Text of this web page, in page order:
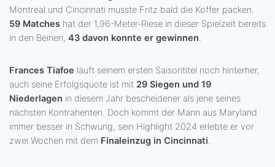
Montreal und Cincinnati musste Fritz bald die Koffer packen.
59 Matches hat der 1,96-Meter-Riese in dieser Spielzeit bereits
in den Beinen, 43 davon konnte er gewinnen.
Frances Tiafoe läuft seinem ersten Saisontitel noch hinterher,
auch seine Erfolgsquote ist mit 29 Siegen und 19
Niederlagen in diesem Jahr bescheidener als jene seines
nächsten Kontrahenten. Doch kommt der Mann aus Maryland
immer besser in Schwung, sein Highlight 2024 erlebte er vor
zwei Wochen mit dem Finaleinzug in Cincinnati.